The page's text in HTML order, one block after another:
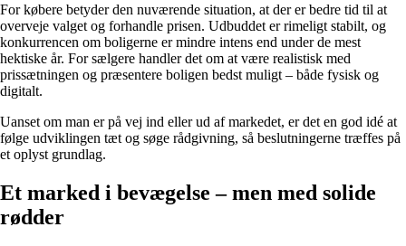
For købere betyder den nuværende situation, at der er bedre tid til at
overveje valget og forhandle prisen. Udbuddet er rimeligt stabilt, og
konkurrencen om boligerne er mindre intens end under de mest
hektiske år. For sælgere handler det om at være realistisk med
prissætningen og præsentere boligen bedst muligt – både fysisk og
digitalt.
Uanset om man er på vej ind eller ud af markedet, er det en god idé at
følge udviklingen tæt og søge rådgivning, så beslutningerne træffes på
et oplyst grundlag.
Et marked i bevægelse – men med solide
rødder